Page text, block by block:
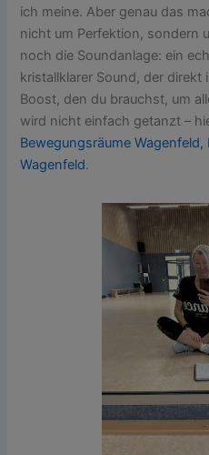
ich meine. Aber genau das
nicht um Perfektion, sondern
noch die Soundanlage: ein
kristallklarer Sound, der direkt
Boost, den du brauchst, um
wird nicht einfach getanzt –
Bewegungsräume
Wagenfeld.